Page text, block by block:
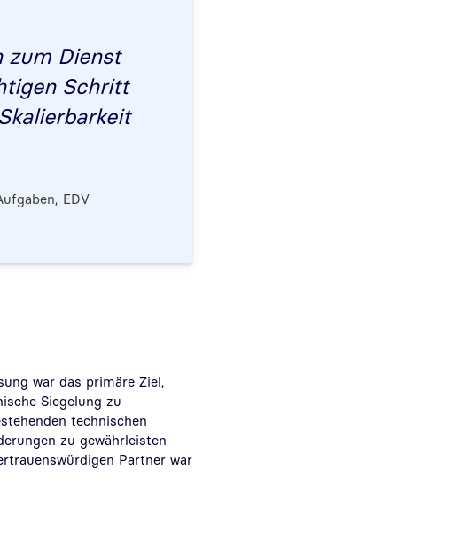
zum Dienst
Schritt
EDV
war das primäre Ziel,
Siegelung zu
technischen
zu gewährleisten
Partner war